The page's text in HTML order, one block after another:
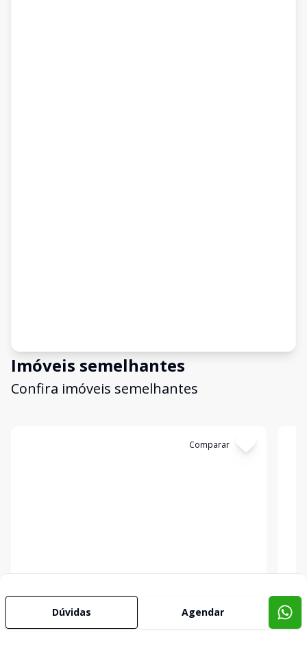
Imóveis semelhantes
Confira imóveis semelhantes
Comparar
...
Tiarajú, Bagé - RS
R$ 25.000,00
...
R$
Dúvidas Agendar